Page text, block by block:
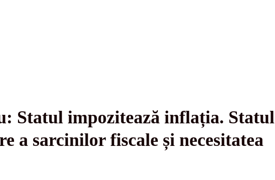
Statul impozitează inflația. Statul
a sarcinilor fiscale și necesitatea